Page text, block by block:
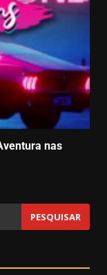
nas
que
lembra
demo
alguns!